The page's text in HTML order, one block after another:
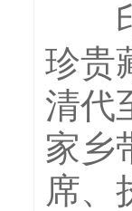
印
珍贵
清代
家乡
席、